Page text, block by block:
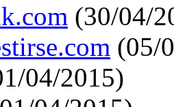
(30/04/
(05/
04/2015)